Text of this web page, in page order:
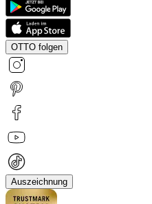
OTTO folgen
Auszeichnung